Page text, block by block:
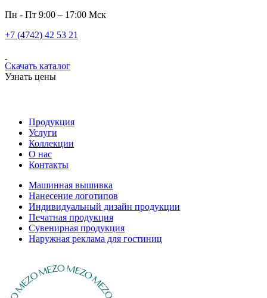
Пн - Пт 9:00 – 17:00 Мск
+7 (4742) 42 53 21
Скачать каталог
Узнать цены
Продукция
Услуги
Коллекции
О нас
Контакты
Машинная вышивка
Нанесение логотипов
Индивидуальный дизайн продукции
Печатная продукция
Сувенирная продукция
Наружная реклама для гостиниц